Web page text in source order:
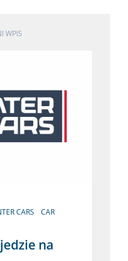
WPIS
CARS CAR
na